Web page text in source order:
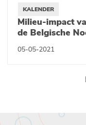
KALENDER
Milieu-impact
de Belgische
05-05-2021